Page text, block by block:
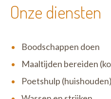
verloopt alles volkomen
eerlijkheid en respect
erg menselijk en tegelijk
medewerkers.
Onze diensten
Boodschappen doen
Maaltijden bereiden
Poetshulp (huishouden)